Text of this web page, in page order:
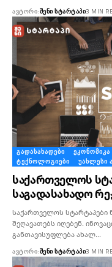
ᲐᲕᲢᲝᲠᲘ:ᲨᲔᲜᲘ ᲡᲢᲐᲠᲢᲐᲞᲘ3 MIN
ᲒᲐᲓᲐᲡᲐᲮᲐᲓᲔᲑᲘ ᲔᲙᲝᲜᲝᲛᲘᲙᲐ
ᲢᲔᲥᲜᲝᲚᲝᲒᲘᲔᲑᲘ
ᲣᲐᲮᲚᲔᲡᲘ
საქართველოს
საგადასახადო
საქართველოს სტარტაპები
შეღავათებს იღებენ.
განთავისუფლება ახალ…
ᲐᲕᲢᲝᲠᲘ:ᲨᲔᲜᲘ ᲡᲢᲐᲠᲢᲐᲞᲘ3 MIN